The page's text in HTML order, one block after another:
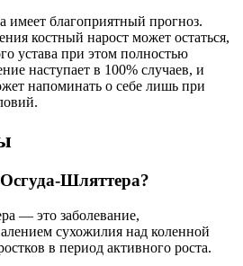
имеет благоприятный прогноз.
костный нарост может остаться,
устава при этом полностью
наступает в 100% случаев, и
напоминать о себе лишь при
Шляттера?
— это заболевание,
сухожилия над коленной
в период активного роста.